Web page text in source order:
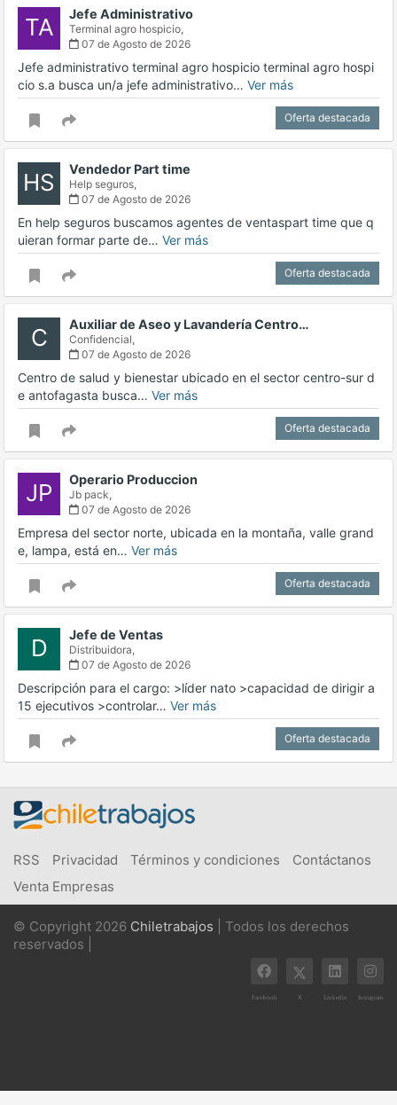
TA Jefe Administrativo
Terminal agro hospicio,
07 de Agosto de 2026
Jefe administrativo terminal agro hospicio terminal agro hospi
cio s.a busca un/a jefe administrativo… Ver más
Oferta destacada
HS Vendedor Part time
Help seguros,
07 de Agosto de 2026
En help seguros buscamos agentes de ventaspart time que q
uieran formar parte de… Ver más
Oferta destacada
C Auxiliar de Aseo y Lavandería Centro…
Confidencial,
07 de Agosto de 2026
Centro de salud y bienestar ubicado en el sector centro-sur d
e antofagasta busca… Ver más
Oferta destacada
JP Operario Produccion
Jb pack,
07 de Agosto de 2026
Empresa del sector norte, ubicada en la montaña, valle grand
e, lampa, está en… Ver más
Oferta destacada
D Jefe de Ventas
Distribuidora,
07 de Agosto de 2026
Descripción para el cargo: >líder nato >capacidad de dirigir a
15 ejecutivos >controlar… Ver más
Oferta destacada
RSS Privacidad Términos y condiciones
Contáctanos
Venta Empresas
© Copyright 2026 Chiletrabajos | Todos los derechos
reservados |
Facebook X Linkedin Instagram